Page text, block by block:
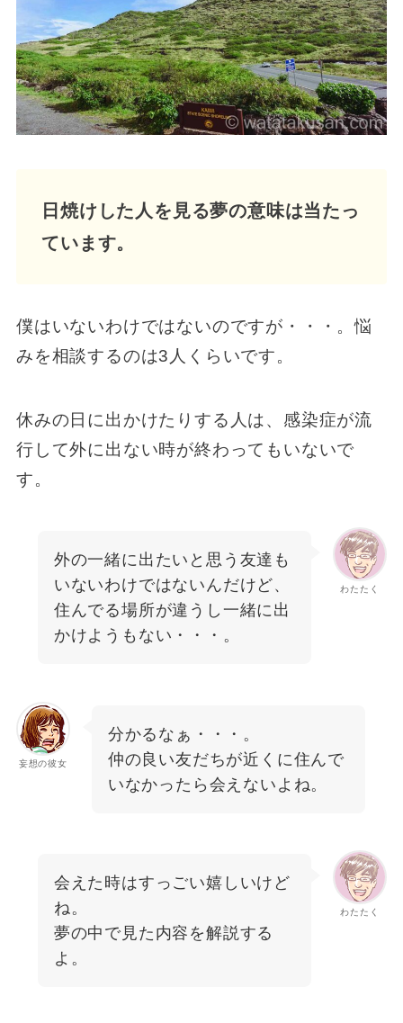
日焼けした人を見る夢の意味は当たっ
ています。
僕はいないわけではないのですが・・・。悩
みを相談するのは3人くらいです。
休みの日に出かけたりする人は、感染症が流
行して外に出ない時が終わってもいないで
す。
わたたく
外の一緒に出たいと思う友達も
いないわけではないんだけど、
住んでる場所が違うし一緒に出
かけようもない・・・。
妄想の彼女
分かるなぁ・・・。
仲の良い友だちが近くに住んで
いなかったら会えないよね。
わたたく
会えた時はすっごい嬉しいけど
ね。
夢の中で見た内容を解説する
よ。